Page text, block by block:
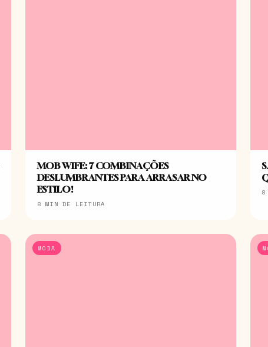
MOB WIFE: 7 COMBINAÇÕES
DESLUMBRANTES PARA ARRASAR NO
ESTILO!
8 MIN DE LEITURA
8
MODA